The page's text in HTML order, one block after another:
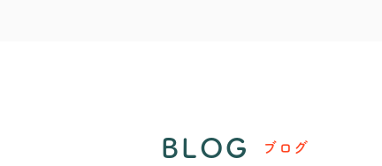
BLOG ブログ